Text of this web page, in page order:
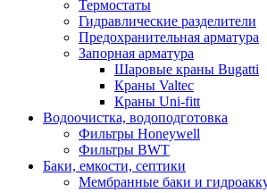
Термостаты
Гидравлические разделители
Предохранительная арматура
Запорная арматура
Шаровые краны Bugatti
Краны Valtec
Краны Uni-fitt
Водоочистка, водоподготовка
Фильтры Honeywell
Фильтры BWT
Баки, емкости, септики
Мембранные баки и